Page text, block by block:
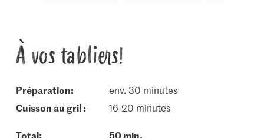
À vos tabliers!
Préparation:
env. 30 minutes
cuisson au gril :
16-20 minutes
Total: 50 min.